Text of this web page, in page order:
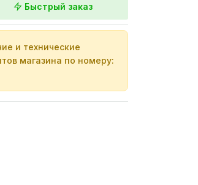
Быстрый заказ
и технические
магазина по номеру: